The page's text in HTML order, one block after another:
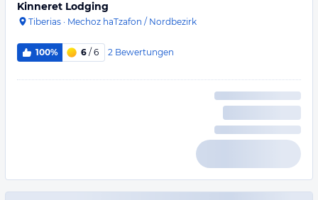
Kinneret Lodging
Tiberias · Mechoz haTzafon / Nordbezirk
100% 6 / 6 2 Bewertungen